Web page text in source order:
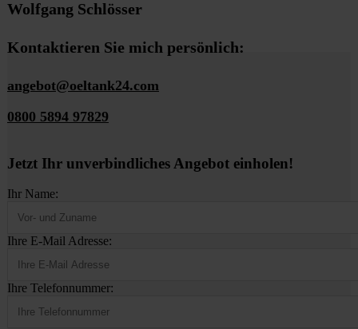
Wolfgang Schlösser
Kontaktieren Sie mich persönlich:
angebot@oeltank24.com
0800 5894 97829
Jetzt Ihr unverbindliches Angebot einholen!
Ihr Name:
Ihre E-Mail Adresse:
Ihre Telefonnummer: